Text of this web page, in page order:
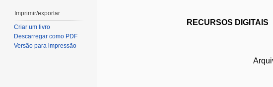
Imprimir/exportar
Criar um livro
Descarregar como PDF
Versão para impressão
RECURSOS DIGITAIS